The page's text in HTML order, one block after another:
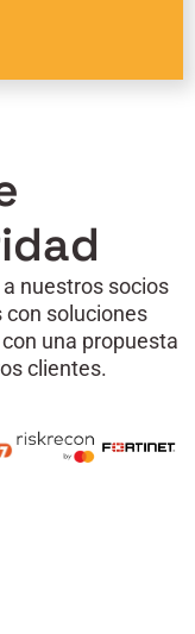
nuestros socios
soluciones
una propuesta
clientes.